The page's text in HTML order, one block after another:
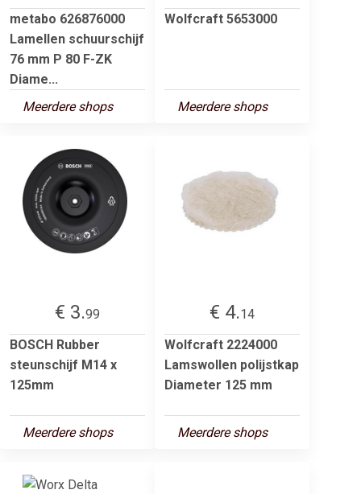
metabo 626876000
Lamellen schuurschijf
76 mm P 80 F-ZK
Diame...
Meerdere shops
Wolfcraft 5653000
Meerdere shops
€ 3.99
BOSCH Rubber
steunschijf M14 x
125mm
Meerdere shops
€ 4.14
Wolfcraft 2224000
Lamswollen polijstkap
Diameter 125 mm
Meerdere shops